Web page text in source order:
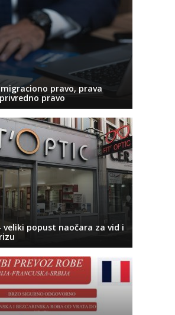
Imigraciono pravo, prava
pravo
– veliki popust naočara za vid i